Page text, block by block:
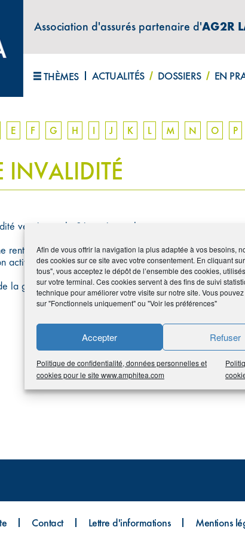
Afin de vous offrir la navigation la plus adaptée à vos besoins,
des cookies sur ce site avec votre consentement. En cliquant
tous", vous acceptez le dépôt de l’ensemble des cookies,
sur votre terminal. Ces cookies servent à des fins de suivi
technique pour améliorer votre visite sur notre site. Vous
sur "Fonctionnels uniquement" ou "Voir les préférences"
Accepter Refuser
Politique de confidentialité, données personnelles et
cookies pour le site www.amphitea.com
Association d'assurés partenaire d'AG2R
THÈMES ACTUALITÉS DOSSIERS EN
D'INFORMATIONS "AMPHITÉA INFOS"
E F G H I J K L M N O P
INVALIDITÉ
versée par la Sécurité sociale.
rente invalidité, pour compenser la perte de revenu
activité professionnelle.
la garantie incapacité après expiration de celle-ci.
Contact Lettre d'informations Mentions